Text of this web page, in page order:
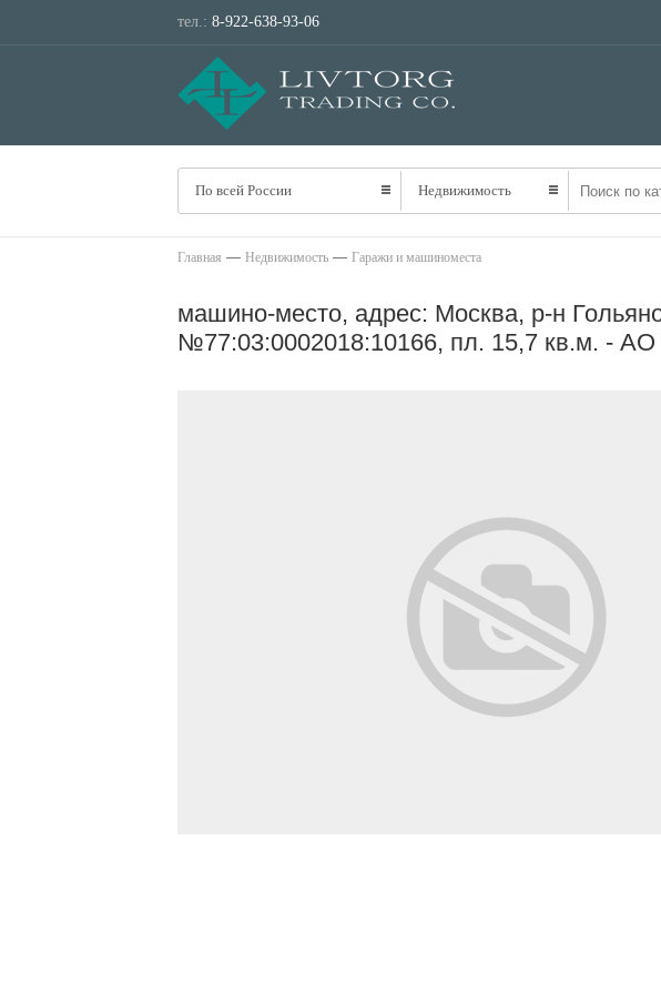
тел.: 8-922-638-93-06
По всей России Недвижимость
Главная — Недвижимость — Гаражи и машиноместа
машино-место, адрес: Москва, р-н
№77:03:0002018:10166, пл. 15,7 кв.м. -